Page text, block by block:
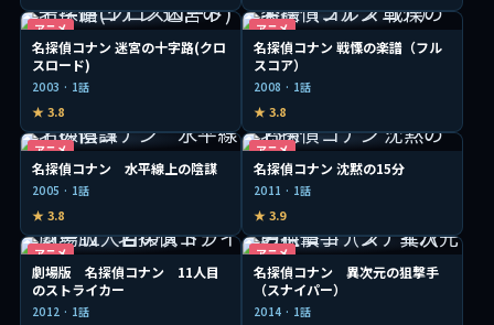
アニメ
名探偵コナン 迷宮の十字路(クロ
スロード)
2003 · 1話
★ 3.8
アニメ
名探偵コナン 戦慄の楽譜（フル
スコア）
2008 · 1話
★ 3.8
アニメ
名探偵コナン 水平線上の陰謀
2005 · 1話
★ 3.8
アニメ
名探偵コナン 沈黙の15分
2011 · 1話
★ 3.9
アニメ
劇場版 名探偵コナン 11人目
のストライカー
2012 · 1話
アニメ
名探偵コナン 異次元の狙撃手
（スナイパー）
2014 · 1話